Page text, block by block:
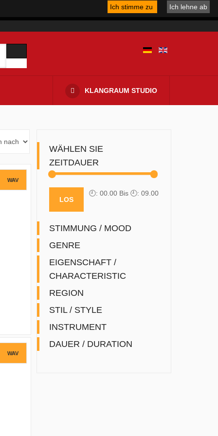
KLANGRAUM STUDIO
WAV
WAV
WÄHLEN SIE
ZEITDAUER
🕘: 00.00 Bis 🕘: 09.00
STIMMUNG / MOOD
GENRE
EIGENSCHAFT /
CHARACTERISTIC
REGION
STIL / STYLE
INSTRUMENT
DAUER / DURATION
Ich stimme zu Ich lehne ab